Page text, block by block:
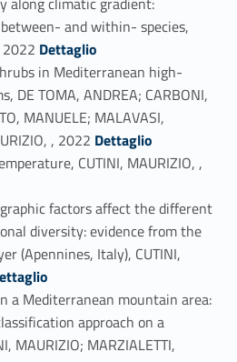
and within- species,
2022 Link identifier #identifier_person_127418-12
Dettaglio
in Mediterranean high-
DE TOMA, ANDREA; CARBONI,
MANUELE; MALAVASI,
, 2022 Link identifier #identifier_person_165264-13
Dettaglio
CUTINI, MAURIZIO, ,
factors affect the different
diversity: evidence from the
(Apennines, Italy), CUTINI,
15
a Mediterranean mountain area:
approach on a
MAURIZIO; MARZIALETTI,